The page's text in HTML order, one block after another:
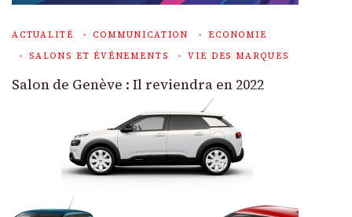
ACTUALITÉ COMMUNICATION
ECONOMIE
SALONS ET ÉVÉNEMENTS
VIE DES MARQUES
Salon de Genève : Il reviendra en 2022